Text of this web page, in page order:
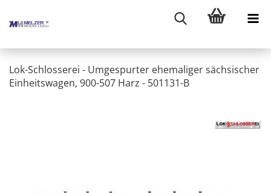
Lok-Schlosserei - Umgespurter ehemaliger sächsischer
Einheitswagen, 900-507 Harz - 501131-B